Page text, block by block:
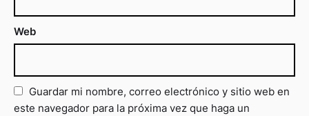
Web
Guardar mi nombre, correo electrónico y sitio web en
este navegador para la próxima vez que haga un